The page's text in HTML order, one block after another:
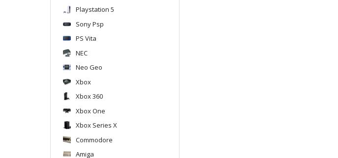
Playstation 5
Sony Psp
PS Vita
NEC
Neo Geo
Xbox
Xbox 360
Xbox One
Xbox Series X
Commodore
Amiga